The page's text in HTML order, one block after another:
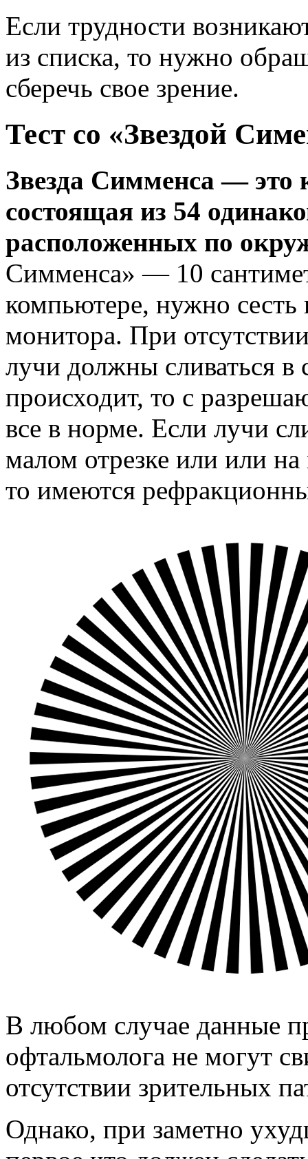
Если трудности
из списка, то нужно
сберечь свое зрение.
Тест со «Звездой
Звезда Симменса — это
состоящая из 54
расположенных по
Симменса» — 10
компьютере, нужно сесть
монитора. При
лучи должны сливаться в
происходит, то с
все в норме. Если лучи
малом отрезке или или
то имеются
В любом случае данные
офтальмолога не могут
отсутствии зрительных
Однако, при заметно